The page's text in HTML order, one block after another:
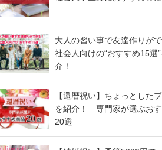
大人の習い事で友達作りが
社会人向けの“おすすめ15選
介！
【還暦祝い】ちょっとした
を紹介！ 専門家が選ぶお
20選